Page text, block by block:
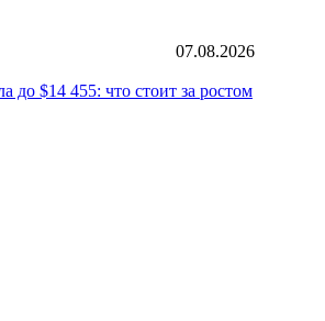
07.08.2026
до $14 455: что стоит за ростом